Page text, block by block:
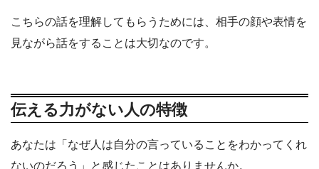
こちらの話を理解してもらうためには、相手の顔や表情を
見ながら話をすることは大切なのです。
伝える力がない人の特徴
あなたは「なぜ人は自分の言っていることをわかってくれ
ないのだろう」と感じたことはありませんか。